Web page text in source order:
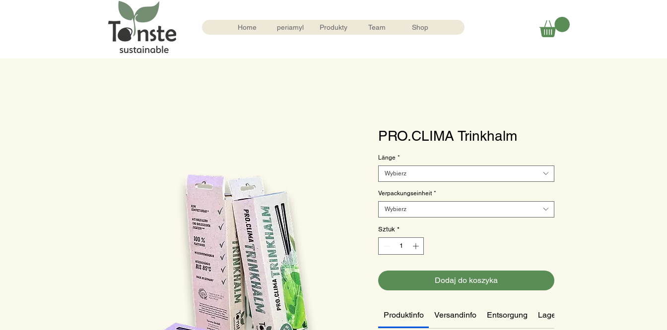
Home periamyl Produkty Team Shop
PRO.CLIMA Trinkhalm
Länge *
Wybierz
Verpackungseinheit *
Wybierz
Sztuk *
Dodaj do koszyka
Produktinfo Versandinfo Entsorgung Lagerung und Handhabung